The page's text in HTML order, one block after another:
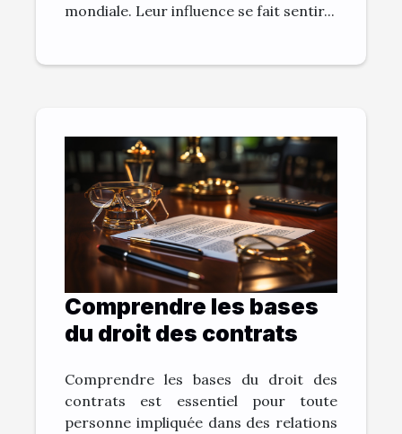
mondiale. Leur influence se fait sentir...
Comprendre les bases
du droit des contrats
Comprendre les bases du droit des
contrats est essentiel pour toute
personne impliquée dans des relations